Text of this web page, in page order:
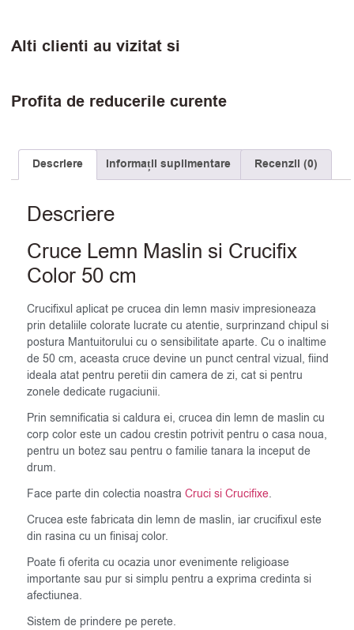
Alti clienti au vizitat si
Profita de reducerile curente
Descriere Informații suplimentare Recenzii (0)
Descriere
Cruce Lemn Maslin si Crucifix
Color 50 cm
Crucifixul aplicat pe crucea din lemn masiv impresioneaza
prin detaliile colorate lucrate cu atentie, surprinzand chipul si
postura Mantuitorului cu o sensibilitate aparte. Cu o inaltime
de 50 cm, aceasta cruce devine un punct central vizual, fiind
ideala atat pentru peretii din camera de zi, cat si pentru
zonele dedicate rugaciunii.
Prin semnificatia si caldura ei, crucea din lemn de maslin cu
corp color este un cadou crestin potrivit pentru o casa noua,
pentru un botez sau pentru o familie tanara la inceput de
drum.
Face parte din colectia noastra Cruci si Crucifixe.
Crucea este fabricata din lemn de maslin, iar crucifixul este
din rasina cu un finisaj color.
Poate fi oferita cu ocazia unor evenimente religioase
importante sau pur si simplu pentru a exprima credinta si
afectiunea.
Sistem de prindere pe perete.